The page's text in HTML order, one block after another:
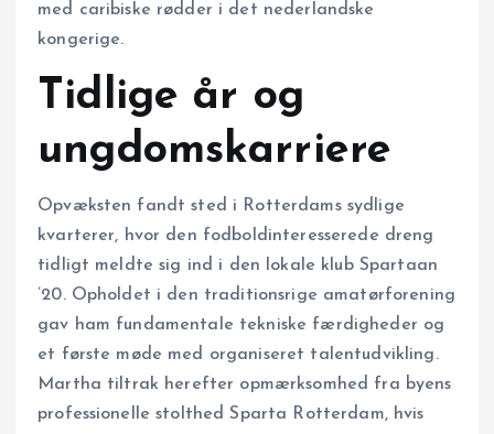
med caribiske rødder i det nederlandske
kongerige.
Tidlige år og
ungdomskarriere
Opvæksten fandt sted i Rotterdams sydlige
kvarterer, hvor den fodboldinteresserede dreng
tidligt meldte sig ind i den lokale klub Spartaan
’20. Opholdet i den traditionsrige amatørforening
gav ham fundamentale tekniske færdigheder og
et første møde med organiseret talentudvikling.
Martha tiltrak herefter opmærksomhed fra byens
professionelle stolthed Sparta Rotterdam, hvis